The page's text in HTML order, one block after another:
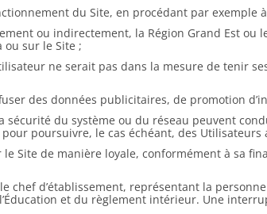
du Site, en procédant par exemple
ou indirectement, la Région Grand Est
ou sur le Site ;
ne serait pas dans la mesure de tenir
des données publicitaires, de promotion
du système ou du réseau peuvent
poursuivre, le cas échéant, des
le Site de manière loyale, conformément à sa
le chef d’établissement, représentant la
et du règlement intérieur. Une